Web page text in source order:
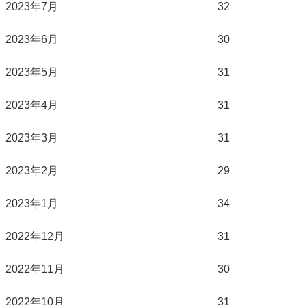
2023年7月 32
2023年6月 30
2023年5月 31
2023年4月 31
2023年3月 31
2023年2月 29
2023年1月 34
2022年12月 31
2022年11月 30
2022年10月 31